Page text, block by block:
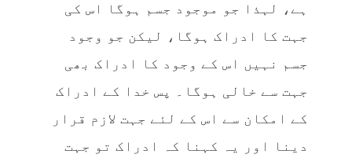
ہے، لہذا جو موجود جسم ہوگا اس کی
جہت کا ادراک ہوگا، لیکن جو وجود
جسم نہیں اس کے وجود کا ادراک بھی
جہت سے خالی ہوگا۔ پس خدا کے ادراک
کے امکان سے اس کے لئے جہت لازم قرار
دینا اور یہ کہنا کہ ادراک تو جہت